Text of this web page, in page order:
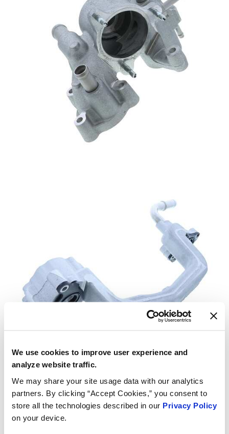
We use cookies to improve user experience and
analyze website traffic.
We may share your site usage data with our analytics
partners. By clicking “Accept Cookies,” you consent to
store all the technologies described in our Privacy Policy
on your device.